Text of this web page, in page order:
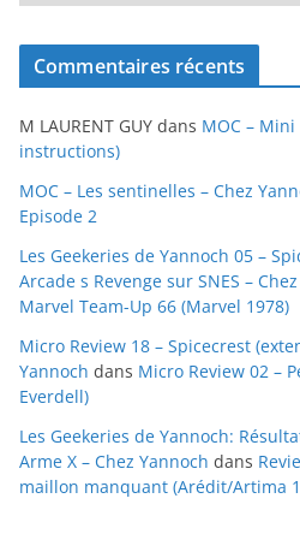
r
c
v
e
s
Commentaires récents
M LAURENT GUY dans MOC – Mini
instructions)
MOC – Les sentinelles – Chez
Episode 2
Les Geekeries de Yannoch 05 –
Arcade s Revenge sur SNES –
Marvel Team-Up 66 (Marvel 1978)
Micro Review 18 – Spicecrest
Yannoch dans Micro Review 02 –
Everdell)
Les Geekeries de Yannoch:
Arme X – Chez Yannoch dans
maillon manquant (Arédit/Artima